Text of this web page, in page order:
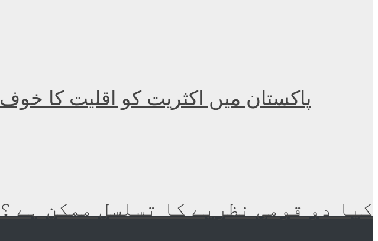
پاکستان میں اکثریت کو اقلیت کا خوف
کیا دو قومی نظریے کا تسلسل ممکن ہے ؟